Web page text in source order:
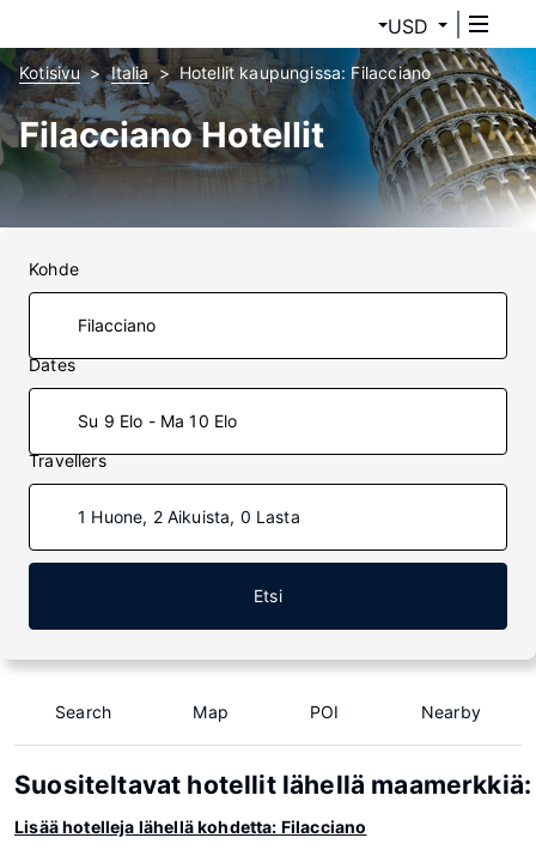
USD
Kotisivu Italia Hotellit kaupungissa: Filacciano
Filacciano Hotellit
Kohde
Dates
Su 9 Elo - Ma 10 Elo
Travellers
1 Huone, 2 Aikuista, 0 Lasta
Etsi
Search Map POI Nearby
Suositeltavat hotellit lähellä
Lisää hotelleja lähellä kohdetta: Filacciano